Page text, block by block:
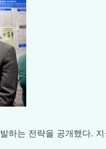
하는 전략을 공개했다.